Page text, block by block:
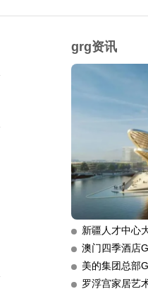
grg资讯
新疆人才中心
澳门四季酒店
美的集团总部
罗浮宫家居艺